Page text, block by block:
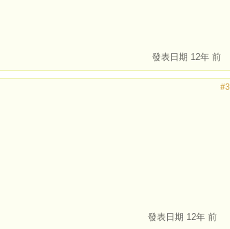
發表日期 12年 前
#3
發表日期 12年 前